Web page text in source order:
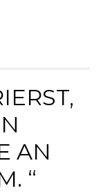
D
“